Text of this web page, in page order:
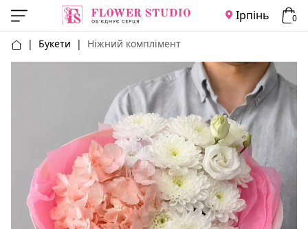
Ірпінь 0
| Букети | Ніжний комплімент